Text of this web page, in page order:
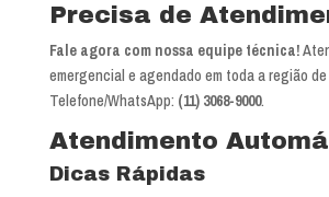
Precisa de
Fale agora com nossa equipe técnica!
emergencial e agendado em toda a região
Telefone/WhatsApp: (11) 3068-9000.
Atendimento
Dicas Rápidas